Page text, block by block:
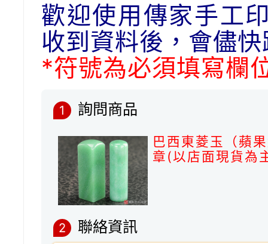
歡迎使用傳家手工
收到資料後，會儘
*符號為必須填寫欄
1 詢問商品
巴西東菱玉（蘋
章(以店面現貨為
2 聯絡資訊